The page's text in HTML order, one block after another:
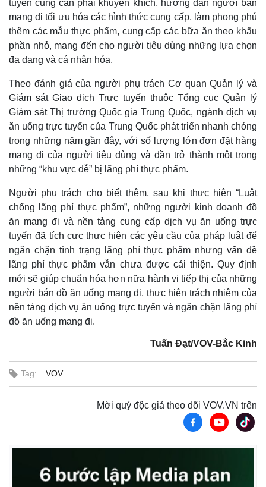
Thế giới
Quan sát
Cuộc sống đó đây
Hồ sơ
Multimedia
Video
Ảnh
E-Magazine
Infographic
tuyến cũng cần phải khuyến khích, hướng dẫn người bán
mang đi tối ưu hóa các hình thức cung cấp, làm phong phú
thêm các mẫu thực phẩm, cung cấp các bữa ăn theo khẩu
phần nhỏ, mang đến cho người tiêu dùng những lựa chọn
đa dạng và cá nhân hóa.
Theo đánh giá của người phụ trách Cơ quan Quản lý và
Giám sát Giao dịch Trực tuyến thuộc Tổng cục Quản lý
Giám sát Thị trường Quốc gia Trung Quốc, ngành dịch vụ
ăn uống trực tuyến của Trung Quốc phát triển nhanh chóng
trong những năm gần đây, với số lượng lớn đơn đặt hàng
mang đi của người tiêu dùng và dần trở thành một trong
những “khu vực dễ” bị lãng phí thực phẩm.
Người phụ trách cho biết thêm, sau khi thực hiện “Luật
chống lãng phí thực phẩm”, những người kinh doanh đồ
ăn mang đi và nền tảng cung cấp dịch vụ ăn uống trực
tuyến đã tích cực thực hiện các yêu cầu của pháp luật để
ngăn chặn tình trạng lãng phí thực phẩm nhưng vấn đề
lãng phí thực phẩm vẫn chưa được cải thiện. Quy định
mới sẽ giúp chuẩn hóa hơn nữa hành vi tiếp thị của những
người bán đồ ăn uống mang đi, thực hiện trách nhiệm của
nền tảng dịch vụ ăn uống trực tuyến và ngăn chặn lãng phí
đồ ăn uống mang đi.
Tuấn Đạt/VOV-Bắc Kinh
Tag: VOV
Mời quý độc giả theo dõi VOV.VN trên